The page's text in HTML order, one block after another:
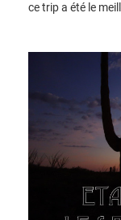
ce trip a été le